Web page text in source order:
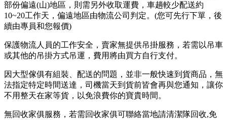
部份偏遠(山)地區，則需另外收取運費，車趟較少配送約
10~20工作天，偏遠地區由物流公司判定。(您可先行下單，後
續由專員和您報價)
保護物流人員的工作安全，賣家無提供吊掛服務，若需以吊車
或其他的吊掛方式吊運，費用將由買方自行支付。
因大型傢俱有組裝、配送的問題，並非一般快速到貨商品，無
法指定特定時間送達，司機當天到貨前皆會再與您通知，讓你
不用整天在家等貨，以免浪費你的寶貴時間。
無回收家俱服務，若需回收家俱可聯絡當地請清潔隊回收,免